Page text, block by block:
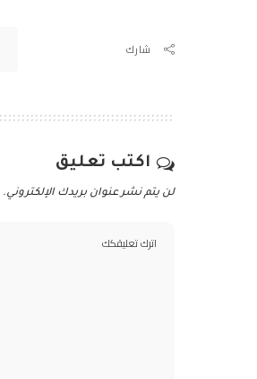
شارك
اكتب تعليق
لن يتم نشر عنوان بريدك الإلكتروني.